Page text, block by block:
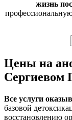
жизнь
Цены на
Сергиевом
Все услуги
базовой
восстановлению